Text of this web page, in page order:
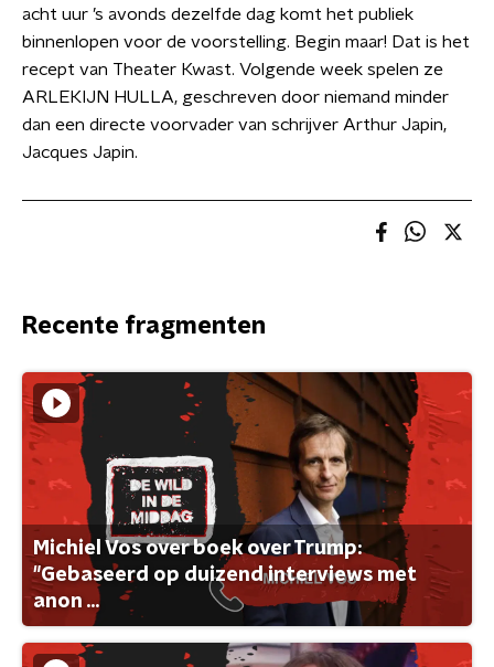
acht uur ’s avonds dezelfde dag komt het publiek
binnenlopen voor de voorstelling. Begin maar! Dat is het
recept van Theater Kwast. Volgende week spelen ze
ARLEKIJN HULLA, geschreven door niemand minder
dan een directe voorvader van schrijver Arthur Japin,
Jacques Japin.
Recente fragmenten
Michiel Vos over boek over Trump:
"Gebaseerd op duizend interviews met
anon ...